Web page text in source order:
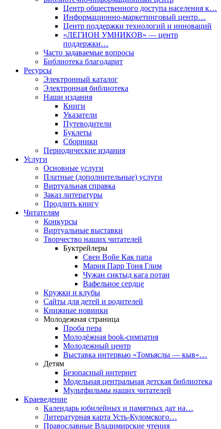
Центр общественного доступа населения к…
Информационно-маркетинговый центр…
Центр поддержки технологий и инноваций
«ЛЕГИОН УМНИКОВ» — центр
поддержки…
Часто задаваемые вопросы
Библиотека благодарит
Ресурсы
Электронный каталог
Электронная библиотека
Наши издания
Книги
Указатели
Путеводители
Буклеты
Сборники
Периодические издания
Услуги
Основные услуги
Платные (дополнительные) услуги
Виртуальная справка
Заказ литературы
Продлить книгу
Читателям
Конкурсы
Виртуальные выставки
Творчество наших читателей
Буктрейлеры
Свен Войе Как папа
Мария Парр Тоня Глим
Чужан сиктыд кага потан
Вафельное сердце
Кружки и клубы
Сайты для детей и родителей
Книжные новинки
Молодежная страница
Проба пера
Молодёжная book-симпатия
Молодежный центр
Выставка интервью «Томъяслы — кыв»…
Детям
Безопасный интернет
Модельная центральная детская библиотека
Мультфильмы наших читателей
Краеведение
Календарь юбилейных и памятных дат на…
Литературная карта Усть-Куломского…
Православные Владимирские чтения